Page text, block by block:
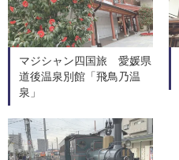
マジシャン四国旅 愛媛県
道後温泉別館「飛鳥乃温
泉」